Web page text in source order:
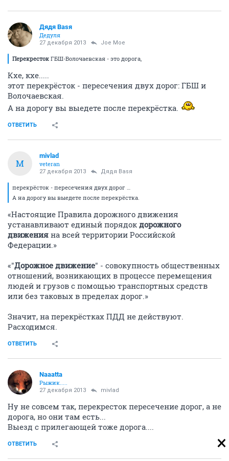
Дядя Ваsя
Дедуля
27 декабря 2013 Joe Moe
Перекресток ГБШ-Волочаевская - это дорога,
Кхе, кхе.....
этот перекрёсток - пересечения двух дорог: ГБШ и
Волочаевская.
А на дорогу вы выедете после перекрёстка.
ОТВЕТИТЬ
M
mivlad
veteran
27 декабря 2013 Дядя Ваsя
перекрёсток - пересечения двух дорог …
А на дорогу вы выедете после перекрёстка.
«Настоящие Правила дорожного движения
устанавливают единый порядок дорожного
движения на всей территории Российской
Федерации.»
«"Дорожное движение" - совокупность общественных
отношений, возникающих в процессе перемещения
людей и грузов с помощью транспортных средств
или без таковых в пределах дорог.»
Значит, на перекрёстках ПДД не действуют.
Расходимся.
ОТВЕТИТЬ
Naaatta
Рыжик.....
27 декабря 2013 mivlad
Ну не совсем так, перекресток пересечение дорог, а не
дорога, но они там есть...
Выезд с прилегающей тоже дорога....
ОТВЕТИТЬ